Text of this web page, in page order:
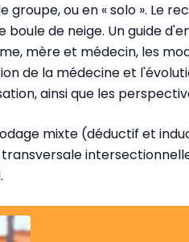
groupe, ou en « solo ». Le
de neige. Un guide
mère et médecin, les
de la médecine et
ainsi que les
mixte (déductif et